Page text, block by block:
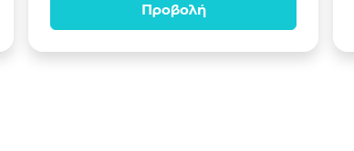
Προβολή